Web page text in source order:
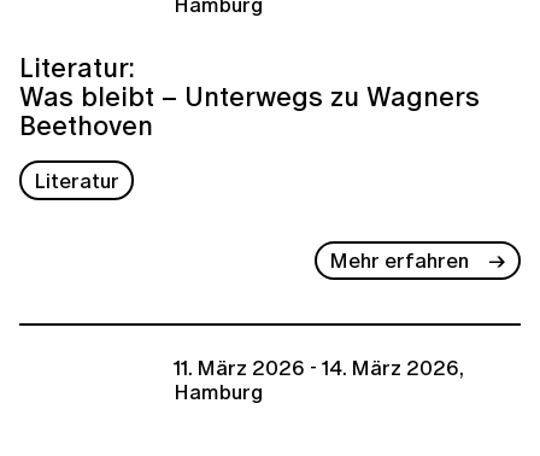
Literatur:
Was bleibt – Unterwegs zu Wagners
Beethoven
Literatur
Mehr erfahren
11. März 2026 - 14. März 2026,
Hamburg